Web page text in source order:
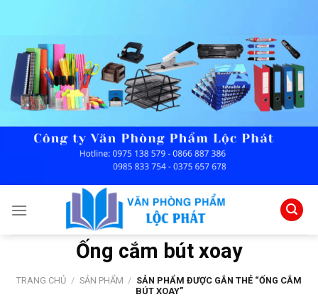
content
Ống cắm bút xoay
TRANG CHỦ / SẢN PHẨM / SẢN PHẨM ĐƯỢC GẮN THẺ “ỐNG CẮM
BÚT XOAY”